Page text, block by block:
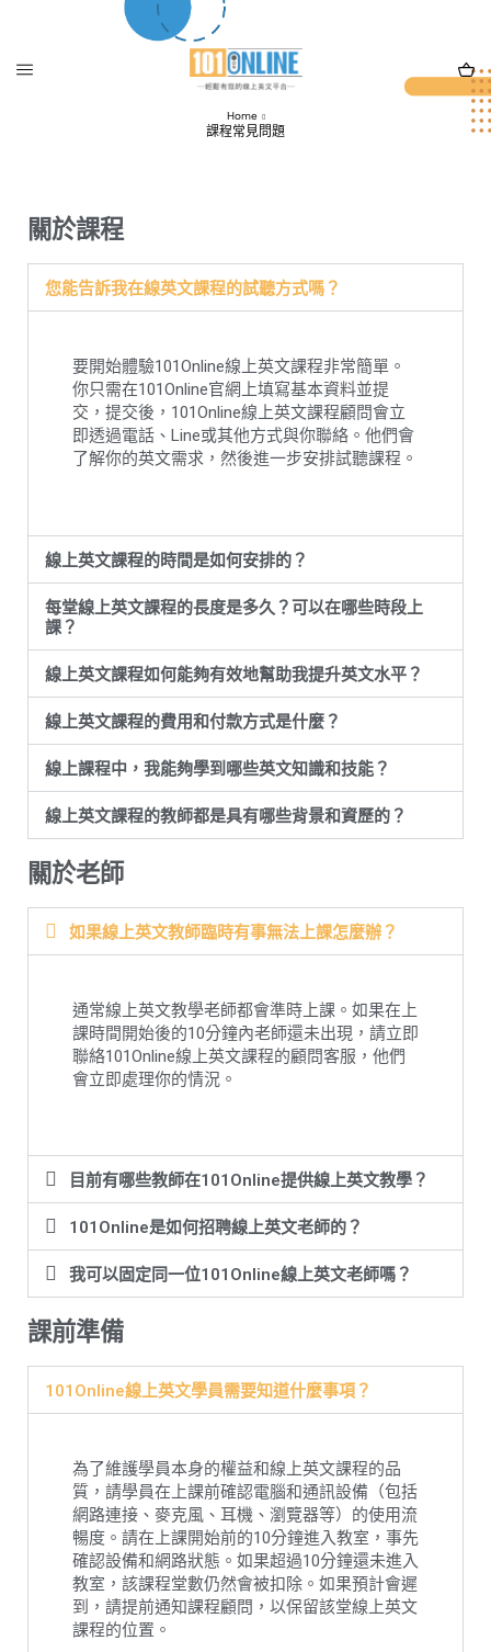
Home
課程常見問題
關於課程
您能告訴我在線英文課程的試聽方式嗎？
要開始體驗101Online線上英文課程非常簡單。
你只需在101Online官網上填寫基本資料並提
交，提交後，101Online線上英文課程顧問會立
即透過電話、Line或其他方式與你聯絡。他們會
了解你的英文需求，然後進一步安排試聽課程。
線上英文課程的時間是如何安排的？
每堂線上英文課程的長度是多久？可以在哪些時段上
課？
線上英文課程如何能夠有效地幫助我提升英文水平？
線上英文課程的費用和付款方式是什麼？
線上課程中，我能夠學到哪些英文知識和技能？
線上英文課程的教師都是具有哪些背景和資歷的？
關於老師
如果線上英文教師臨時有事無法上課怎麼辦？
通常線上英文教學老師都會準時上課。如果在上
課時間開始後的10分鐘內老師還未出現，請立即
聯絡101Online線上英文課程的顧問客服，他們
會立即處理你的情況。
目前有哪些教師在101Online提供線上英文教學？
101Online是如何招聘線上英文老師的？
我可以固定同一位101Online線上英文老師嗎？
課前準備
101Online線上英文學員需要知道什麼事項？
為了維護學員本身的權益和線上英文課程的品
質，請學員在上課前確認電腦和通訊設備（包括
網路連接、麥克風、耳機、瀏覽器等）的使用流
暢度。請在上課開始前的10分鐘進入教室，事先
確認設備和網路狀態。如果超過10分鐘還未進入
教室，該課程堂數仍然會被扣除。如果預計會遲
到，請提前通知課程顧問，以保留該堂線上英文
課程的位置。